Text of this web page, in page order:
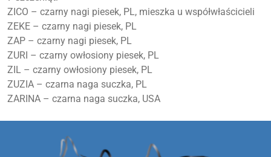
ZICO – czarny nagi piesek, PL, mieszka u współwłaścicieli
ZEKE – czarny nagi piesek, PL
ZAP – czarny nagi piesek, PL
ZURI – czarny owłosiony piesek, PL
ZIL – czarny owłosiony piesek, PL
ZUZIA – czarna naga suczka, PL
ZARINA – czarna naga suczka, USA